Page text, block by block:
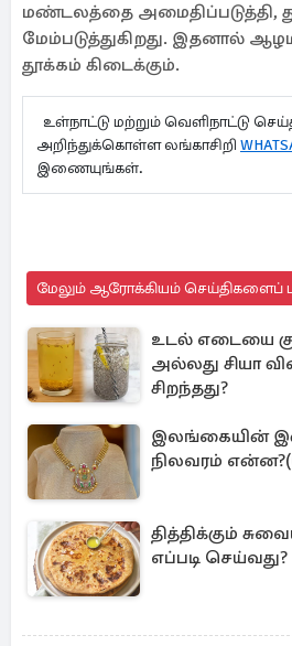
மண்டலத்தை அமைதிப்படுத்தி,
மேம்படுத்துகிறது. இதனால்
தூக்கம் கிடைக்கும்.
உள்நாட்டு மற்றும் வெளிநாட்டு
அறிந்துக்கொள்ள லங்காசிறி
இணையுங்கள்.
மேலும் ஆரோக்கியம் செய்திகளைப்
உடல் எடையை
அல்லது சியா
சிறந்தது?
இலங்கையின்
நிலவரம்
தித்திக்கும்
எப்படி செய்வது?